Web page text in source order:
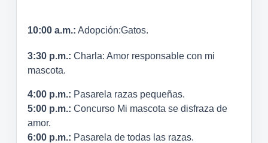
10:00 a.m.: Adopción:Gatos.
3:30 p.m.: Charla: Amor responsable con mi
mascota.
4:00 p.m.: Pasarela razas pequeñas.
5:00 p.m.: Concurso Mi mascota se disfraza de
amor.
6:00 p.m.: Pasarela de todas las razas.